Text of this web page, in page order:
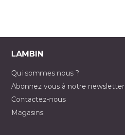
LAMBIN
Qui sommes nous ?
Abonnez vous à notre newsletter
Contactez-nous
Magasins